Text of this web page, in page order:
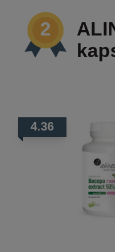
4.36